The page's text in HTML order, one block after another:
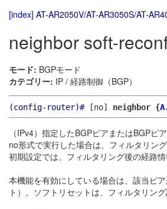
[index] AT-AR2050V/AT-AR3050S/AT-
neighbor soft-
モード: BGPモード
カテゴリー: IP / 経路制御（BGP）
(config-router)#[no] neighbor {
（IPv4）指定したBGPピアまたはBGPピ
no形式で実行した場合は、フィルタリン
初期設定では、フィルタリング後の経路
本機能を有効にしている場合は、該当ピ
ト）。ソフトリセットは、フィルタリン